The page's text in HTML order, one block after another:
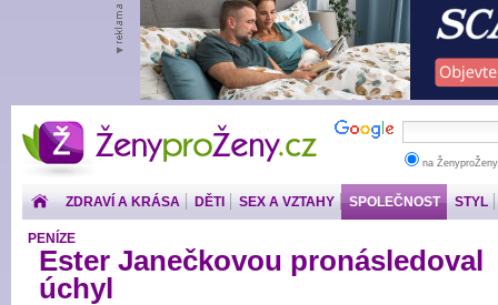
ŽenyproŽeny.cz
na
ZDRAVÍ A KRÁSA DĚTI SEX A VZTAHY SPOLEČNOST STYL
PENÍZE
Ester Janečkovou pronásledoval
úchyl